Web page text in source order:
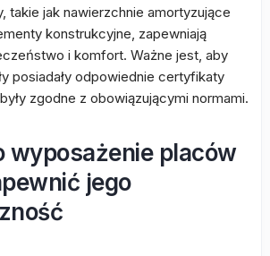
takie jak nawierzchnie amortyzujące
konstrukcyjne, zapewniają
i komfort. Ważne jest, aby
posiadały odpowiednie certyfikaty
zgodne z obowiązującymi normami.
wyposażenie placów
jego